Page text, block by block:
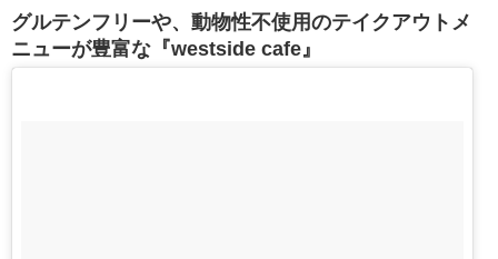
グルテンフリーや、動物性不使用のテイクアウトメ
ニューが豊富な『westside cafe』